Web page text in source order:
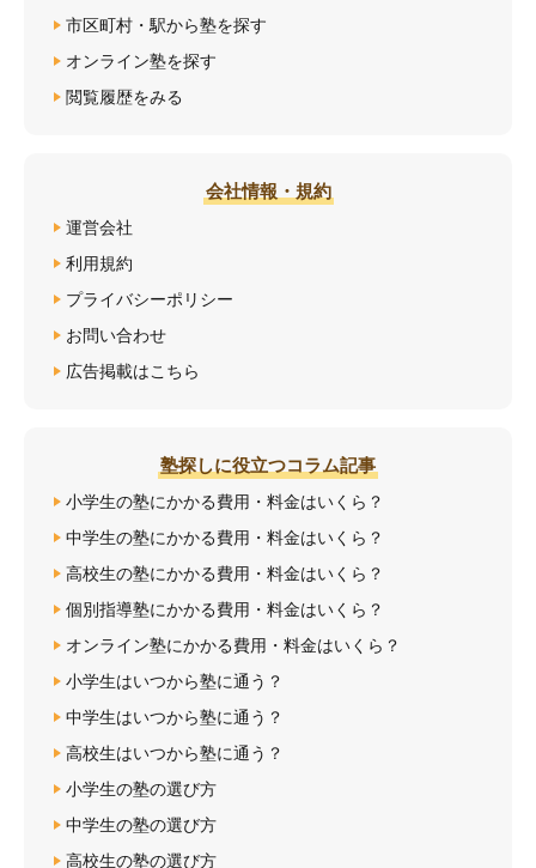
市区町村・駅から塾を探す
オンライン塾を探す
閲覧履歴をみる
会社情報・規約
運営会社
利用規約
プライバシーポリシー
お問い合わせ
広告掲載はこちら
塾探しに役立つコラム記事
小学生の塾にかかる費用・料金はいくら？
中学生の塾にかかる費用・料金はいくら？
高校生の塾にかかる費用・料金はいくら？
個別指導塾にかかる費用・料金はいくら？
オンライン塾にかかる費用・料金はいくら？
小学生はいつから塾に通う？
中学生はいつから塾に通う？
高校生はいつから塾に通う？
小学生の塾の選び方
中学生の塾の選び方
高校生の塾の選び方